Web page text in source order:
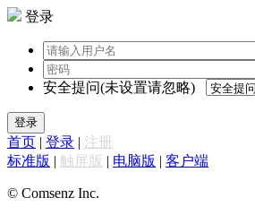
登录
安全提问(未设置请忽略)
登录
首页 | 登录 | 注册
标准版 | 触屏版 | 电脑版 | 客户端
© Comsenz Inc.